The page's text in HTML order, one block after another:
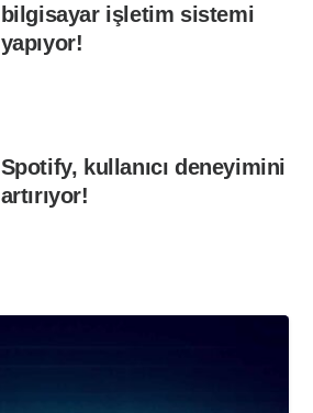
bilgisayar işletim sistemi
yapıyor!
Spotify, kullanıcı deneyimini
artırıyor!